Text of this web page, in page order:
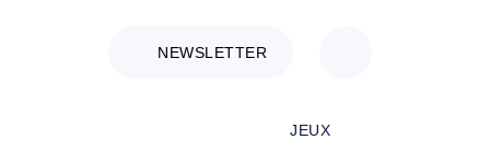
NEWSLETTER
JEUX